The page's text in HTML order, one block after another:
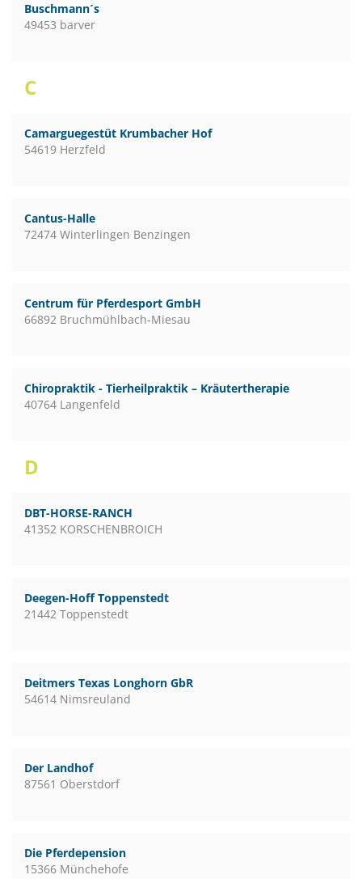
Buschmann´s
49453 barver
C
Camarguegestüt Krumbacher Hof
54619 Herzfeld
Cantus-Halle
72474 Winterlingen Benzingen
Centrum für Pferdesport GmbH
66892 Bruchmühlbach-Miesau
Chiropraktik - Tierheilpraktik – Kräutertherapie
40764 Langenfeld
D
DBT-HORSE-RANCH
41352 KORSCHENBROICH
Deegen-Hoff Toppenstedt
21442 Toppenstedt
Deitmers Texas Longhorn GbR
54614 Nimsreuland
Der Landhof
87561 Oberstdorf
Die Pferdepension
15366 Münchehofe